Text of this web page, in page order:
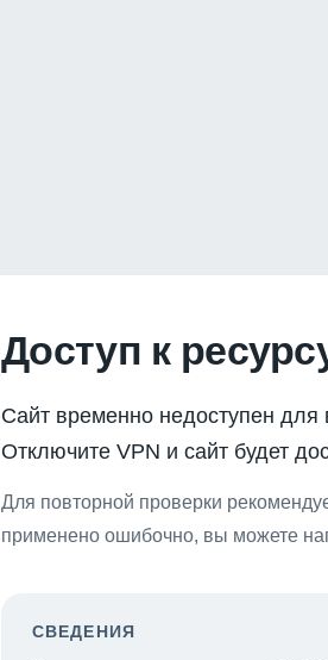
Доступ к
Сайт временно недоступен для
Отключите VPN и сайт будет
Для повторной проверки
применено ошибочно, вы можете
СВЕДЕНИЯ